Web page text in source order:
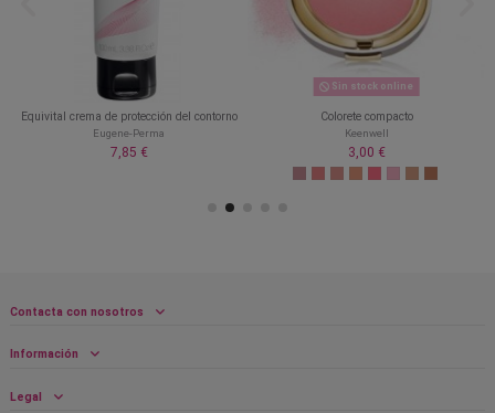
Equivital crema de protección del contorno
Eugene-Perma
7,85 €
Sin stock online
Colorete compacto
Keenwell
3,00 €
Contacta con nosotros
Información
Legal